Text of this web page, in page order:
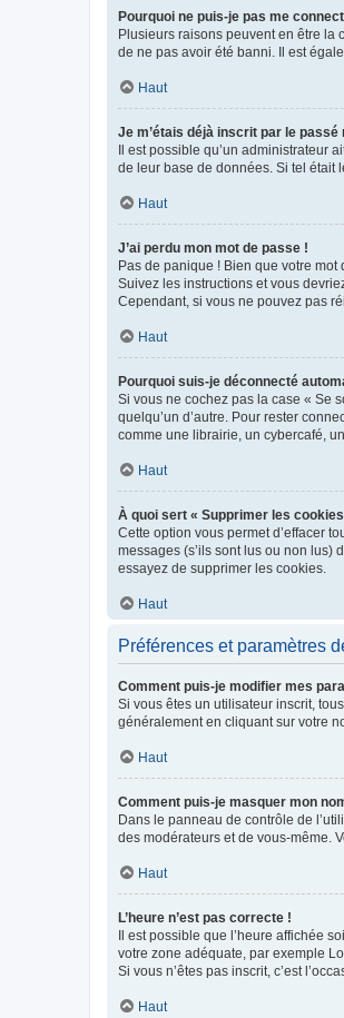
Pourquoi ne puis-je pas me
Plusieurs raisons peuvent en être la
de ne pas avoir été banni. Il est
Haut
Je m’étais déjà inscrit par le
Il est possible qu’un administrateur
de leur base de données. Si tel était
Haut
J’ai perdu mon mot de passe !
Pas de panique ! Bien que votre
Suivez les instructions et vous
Cependant, si vous ne pouvez pas
Haut
Pourquoi suis-je déconnecté
Si vous ne cochez pas la case « Se
quelqu’un d’autre. Pour rester
comme une librairie, un cybercafé,
Haut
À quoi sert « Supprimer les
Cette option vous permet d’effacer
messages (s’ils sont lus ou non lus)
essayez de supprimer les cookies.
Haut
Préférences et paramètres
Comment puis-je modifier mes
Si vous êtes un utilisateur inscrit,
généralement en cliquant sur votre
Haut
Comment puis-je masquer mon
Dans le panneau de contrôle de
des modérateurs et de vous-même.
Haut
L’heure n’est pas correcte !
Il est possible que l’heure affichée
votre zone adéquate, par exemple
Si vous n’êtes pas inscrit, c’est
Haut